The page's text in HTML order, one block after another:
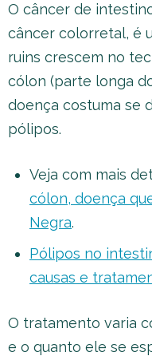
O câncer de
câncer colorretal, é
ruins crescem no
cólon (parte longa
doença costuma se
pólipos.
Veja com mais
cólon, doença
Negra.
Pólipos no
causas e
O tratamento varia
e o quanto ele se